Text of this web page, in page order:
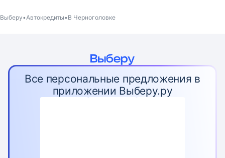
Выберу Автокредиты В Черноголовке
Все персональные предложения в
приложении Выберу.ру